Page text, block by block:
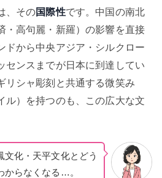
、その国際性です。中国の南北
・高句麗・新羅）の影響を直接
ドから中央アジア・シルクロー
センスまでが日本に到達してい
リシャ彫刻と共通する微笑み
ル）を持つのも、この広大な文
化・天平文化とどう
からなくなる…。